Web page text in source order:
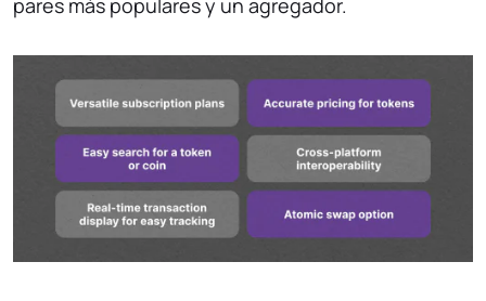
pares más populares y un agregador.